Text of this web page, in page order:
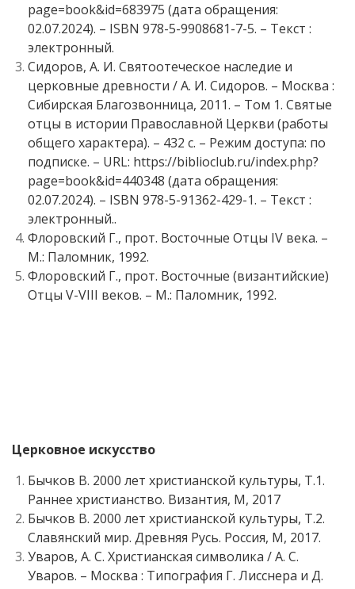
page=book&id=683975 (дата обращения:
02.07.2024). – ISBN 978-5-9908681-7-5. – Текст :
электронный.
Сидоров, А. И. Святоотеческое наследие и
церковные древности / А. И. Сидоров. – Москва :
Сибирская Благозвонница, 2011. – Том 1. Святые
отцы в истории Православной Церкви (работы
общего характера). – 432 с. – Режим доступа: по
подписке. – URL: https://biblioclub.ru/index.php?
page=book&id=440348 (дата обращения:
02.07.2024). – ISBN 978-5-91362-429-1. – Текст :
электронный..
Флоровский Г., прот. Восточные Отцы IV века. –
М.: Паломник, 1992.
Флоровский Г., прот. Восточные (византийские)
Отцы V-VIII веков. – М.: Паломник, 1992.
Церковное искусство
Бычков В. 2000 лет христианской культуры, Т.1.
Раннее христианство. Византия, М, 2017
Бычков В. 2000 лет христианской культуры, Т.2.
Славянский мир. Древняя Русь. Россия, М, 2017.
Уваров, А. С. Христианская символика / А. С.
Уваров. – Москва : Типография Г. Лисснера и Д.